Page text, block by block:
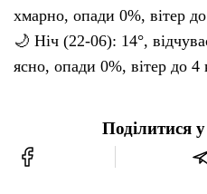
хмарно, опади 0%, вітер
🌙 Ніч (22-06): 14°,
ясно, опади 0%, вітер до 4
Поділитися